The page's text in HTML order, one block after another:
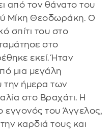
από τον θάνατο του
Μίκη Θεοδωράκη. Ο
σπίτι του στο
στο
εκεί. Ήταν
μια μεγάλη
την ήμερα των
στο Βραχάτι. Η
εγγονός του Άγγελος,
καρδιά τους και